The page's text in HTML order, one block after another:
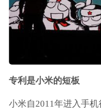
专利是小米的短板
小米自2011年进入手